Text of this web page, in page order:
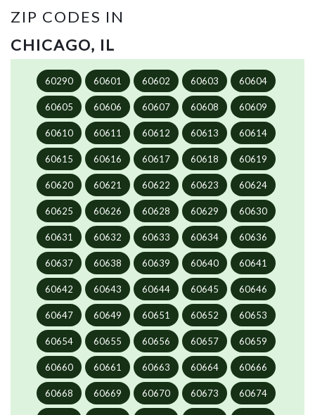
ZIP CODES IN
CHICAGO, IL
60290 60601 60602 60603 60604
60605 60606 60607 60608 60609
60610 60611 60612 60613 60614
60615 60616 60617 60618 60619
60620 60621 60622 60623 60624
60625 60626 60628 60629 60630
60631 60632 60633 60634 60636
60637 60638 60639 60640 60641
60642 60643 60644 60645 60646
60647 60649 60651 60652 60653
60654 60655 60656 60657 60659
60660 60661 60663 60664 60666
60668 60669 60670 60673 60674